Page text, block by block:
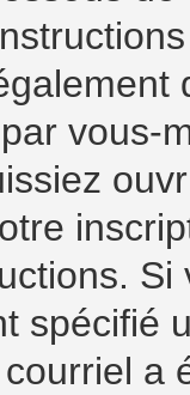
vous-
spécifié
a